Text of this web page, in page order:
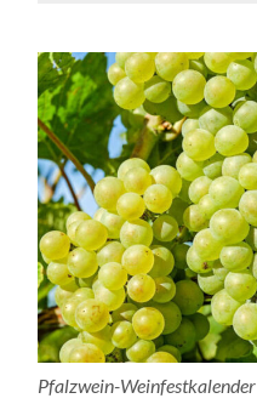
Pfalzwein-Weinfestkalender